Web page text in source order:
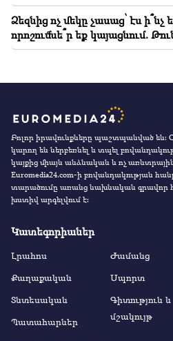
Ձեզնից ոչ մեկը չասաց՝ էս
որոշումնե՞ր եք կայացնում.
Բոլոր իրավունքները պաշտպանված են։
կարող են ներբեռնել և տպել
կայքից միայն անձնական և ոչ
Euromedia24.com-ի բովանդակության
տարածումը առանց նախնական գրավոր
խստիվ արգելվում է:
Կատեգորիաներ
Լրահոս
Քաղաքական
Տնտեսական
Պատահարներ
Ժամանց
Սպորտ
Գիտություն և
մշակույթ